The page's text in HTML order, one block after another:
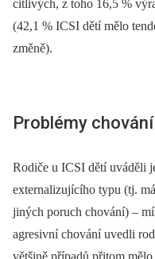
citlivých, z toho 16,5 %
(42,1 % ICSI dětí mělo
změně).
Problémy
Rodiče u ICSI dětí uváděli
externalizujícího typu (tj.
jiných poruch chování) –⁠
agresivní chování uvedli
většině případů přitom